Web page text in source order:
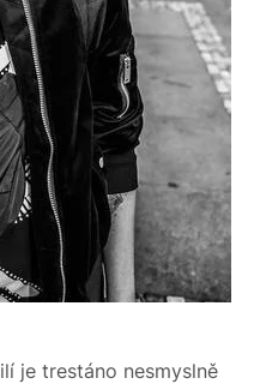
je trestáno nesmyslně